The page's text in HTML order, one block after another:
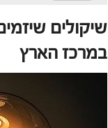
שיקולים
במרכז הארץ